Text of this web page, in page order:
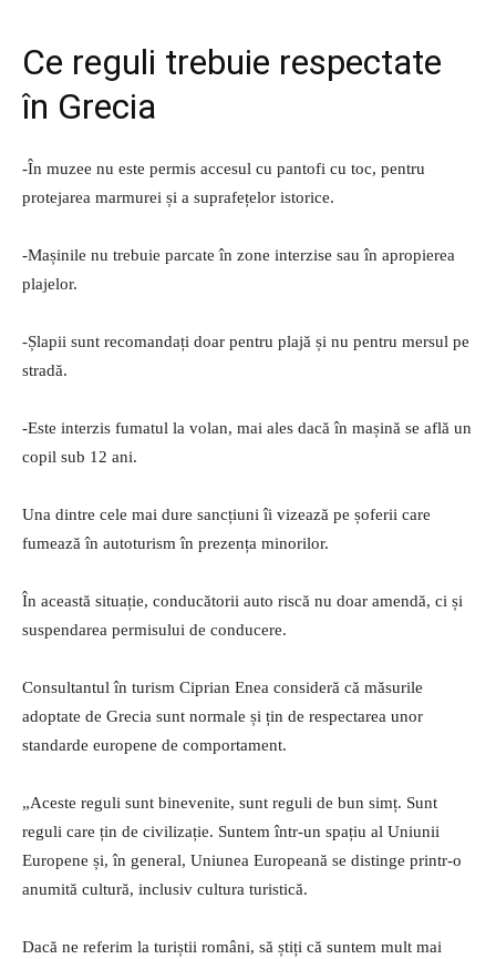
Ce reguli trebuie respectate
în Grecia
-În muzee nu este permis accesul cu pantofi cu toc, pentru
protejarea marmurei și a suprafețelor istorice.
-Mașinile nu trebuie parcate în zone interzise sau în apropierea
plajelor.
-Șlapii sunt recomandați doar pentru plajă și nu pentru mersul pe
stradă.
-Este interzis fumatul la volan, mai ales dacă în mașină se află un
copil sub 12 ani.
Una dintre cele mai dure sancțiuni îi vizează pe șoferii care
fumează în autoturism în prezența minorilor.
În această situație, conducătorii auto riscă nu doar amendă, ci și
suspendarea permisului de conducere.
Consultantul în turism Ciprian Enea consideră că măsurile
adoptate de Grecia sunt normale și țin de respectarea unor
standarde europene de comportament.
„Aceste reguli sunt binevenite, sunt reguli de bun simț. Sunt
reguli care țin de civilizație. Suntem într-un spațiu al Uniunii
Europene și, în general, Uniunea Europeană se distinge printr-o
anumită cultură, inclusiv cultura turistică.
Dacă ne referim la turiștii români, să știți că suntem mult mai